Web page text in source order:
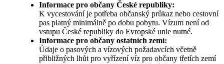
Informace pro občany České republiky:
K vycestování je potřeba občanský průkaz nebo cestovní
pas platný minimálně po dobu pobytu. Vízum není od
vstupu České republiky do Evropské unie nutné.
Informace pro občany ostatních zemí:
Údaje o pasových a vízových požadavcích včetně
přibližných lhůt pro vyřízení víz pro občany třetích zemí